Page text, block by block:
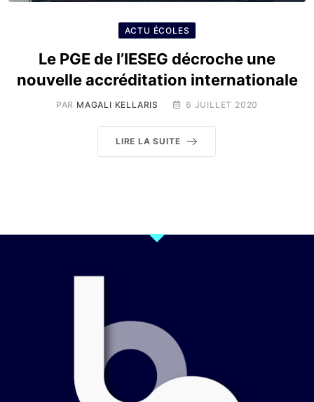
ACTU ÉCOLES
Le PGE de l’IESEG décroche une
nouvelle accréditation internationale
PAR MAGALI KELLARIS 6 JUILLET 2020
LIRE LA SUITE